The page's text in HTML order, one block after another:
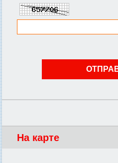
На карте